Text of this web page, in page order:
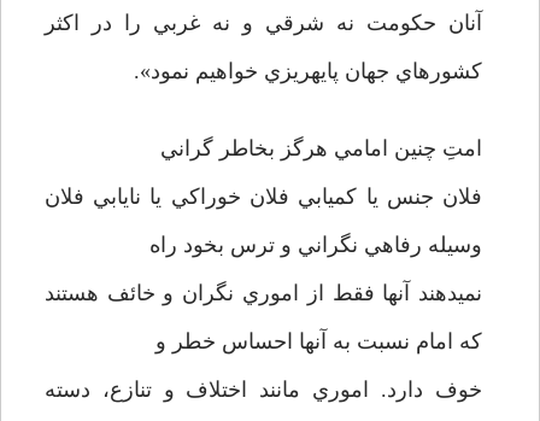
آنان حكومت نه شرقي و نه غربي را در اكثر
كشورهاي جهان پايه­ريزي خواهيم نمود».
امتِ چنين امامي هرگز بخاطر گراني
فلان جنس يا كميابي فلان خوراكي يا نايابي فلان
وسيله رفاهي نگراني و ترس بخود راه
نميدهند آنها فقط از اموري نگران و خائف هستند
كه امام نسبت به آنها احساس خطر و
خوف دارد. اموري مانند اختلاف و تنازع، دسته